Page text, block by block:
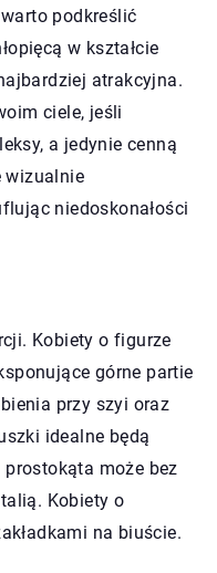
podkreślić
w kształcie
atrakcyjna.
ciele, jeśli
a jedynie cenną
wizualnie
niedoskonałości
Kobiety o figurze
górne partie
przy szyi oraz
idealne będą
prostokąta może bez
Kobiety o
na biuście.